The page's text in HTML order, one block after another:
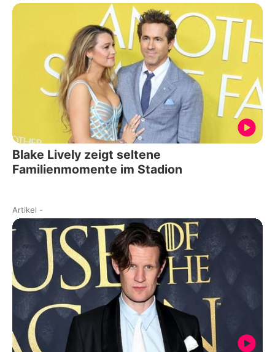
Blake Lively zeigt seltene
Familienmomente im Stadion
Artikel -